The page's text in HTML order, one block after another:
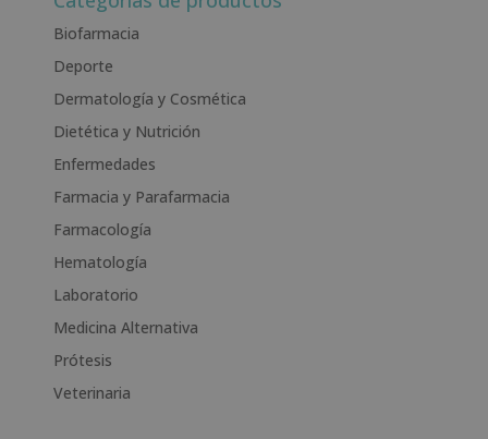
r
n
a
i
v
e
Biofarmacia
Deporte
Dermatología y Cosmética
Dietética y Nutrición
Enfermedades
Farmacia y Parafarmacia
Farmacología
Hematología
Laboratorio
Medicina Alternativa
Prótesis
Veterinaria